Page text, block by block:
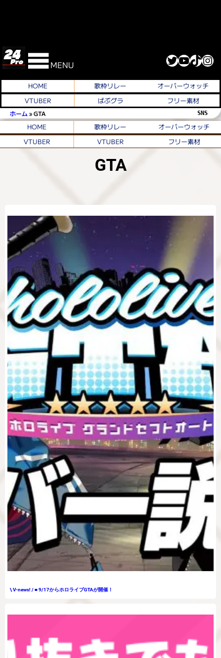
MENU Twitter YouTube TikTok Instagram
HOME 歌枠リレー
オーバーウォッチ
VTUBER
ばぶグラ フリー素材
ホーム »GTA SNS
HOME 歌枠リレー
オーバーウォッチ
VTUBER
VTUBER フリー素材
GTA
\ V-news! / ■ 9/17からホロライブGTAが開催！